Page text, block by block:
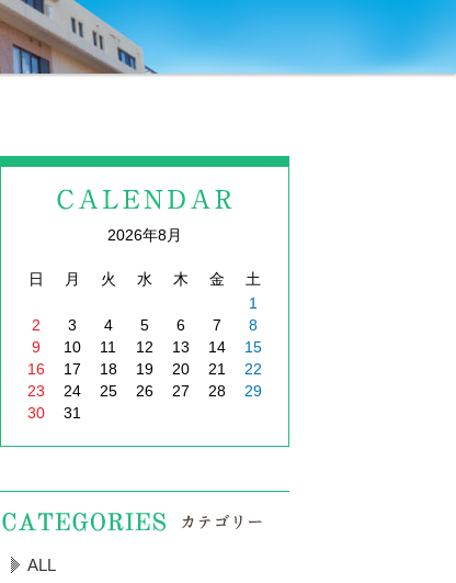
2026年8月
日 月 火 水 木 金
土
1
2
3 4 5 6 7
8
9
10 11 12 13 14
15
16
17 18 19 20 21
22
23
24 25 26 27 28
29
30
31
ALL